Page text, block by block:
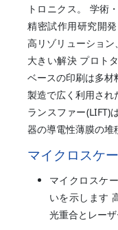
トロニクス。 学術
精密試作用研究開
高リゾリューショ
大きい解決 プロト
ベースの印刷は多材
製造で広く利用され
ランスファー(LIFT)
器の導電性薄膜の堆
マイクロスケ
マイクロスケ
いを示します
光重合とレー